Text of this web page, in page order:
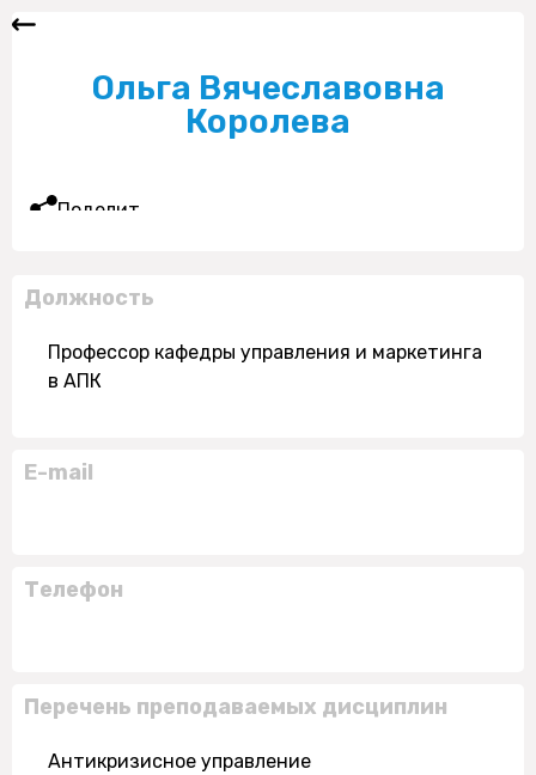
Ольга Вячеславовна
Королева
Поделиться
Должность
Профессор кафедры управления и маркетинга
в АПК
E-mail
Телефон
Перечень преподаваемых дисциплин
Антикризисное управление